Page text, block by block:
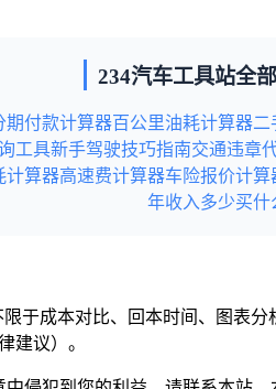
234汽车工具站全
期付款计算器百公里油耗计算器二
工具新手驾驶技巧指南交通违章
计算器高速费计算器车险报价计算
年收入多少买什
于成本对比、回本时间、图表
建议）。